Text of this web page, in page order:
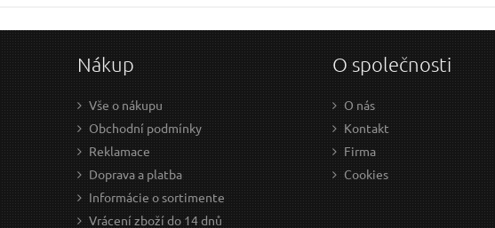
Nákup
Vše o nákupu
Obchodní podmínky
Reklamace
Doprava a platba
Informácie o sortimente
Vrácení zboží do 14 dnů
O společnosti
O nás
Kontakt
Firma
Cookies